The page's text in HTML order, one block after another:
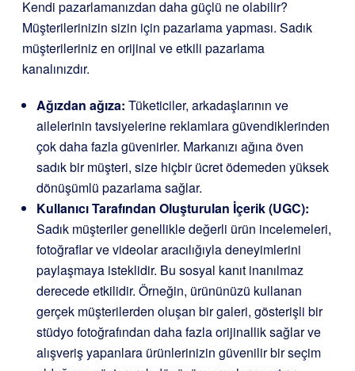
Kendi pazarlamanızdan daha güçlü ne olabilir?
Müşterilerinizin sizin için pazarlama yapması. Sadık
müşterileriniz en orijinal ve etkili pazarlama
kanalınızdır.
Ağızdan ağıza: Tüketiciler, arkadaşlarının ve
ailelerinin tavsiyelerine reklamlara güvendiklerinden
çok daha fazla güvenirler. Markanızı ağına öven
sadık bir müşteri, size hiçbir ücret ödemeden yüksek
dönüşümlü pazarlama sağlar.
Kullanıcı Tarafından Oluşturulan İçerik (UGC):
Sadık müşteriler genellikle değerli ürün incelemeleri,
fotoğraflar ve videolar aracılığıyla deneyimlerini
paylaşmaya isteklidir. Bu sosyal kanıt inanılmaz
derecede etkilidir. Örneğin, ürününüzü kullanan
gerçek müşterilerden oluşan bir galeri, gösterişli bir
stüdyo fotoğrafından daha fazla orijinallik sağlar ve
alışveriş yapanlara ürünlerinizin güvenilir bir seçim